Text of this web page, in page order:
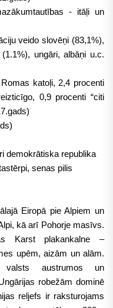
- itāļi un
veido slovēņi (83,1%),
ungāri, albāņi u.c.
katoļi, 2,4 procenti
0,9 procenti “citi
demokrātiska republika
senas pilis
Eiropā pie Alpiem un
kā arī Pohorje masīvs.
Karst plakankalne –
upēm, aizām un alām.
valsts austrumos un
robežām dominē
reljefs ir raksturojams